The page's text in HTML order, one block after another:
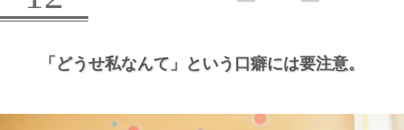
「どうせ私なんて」という口癖には要注意。